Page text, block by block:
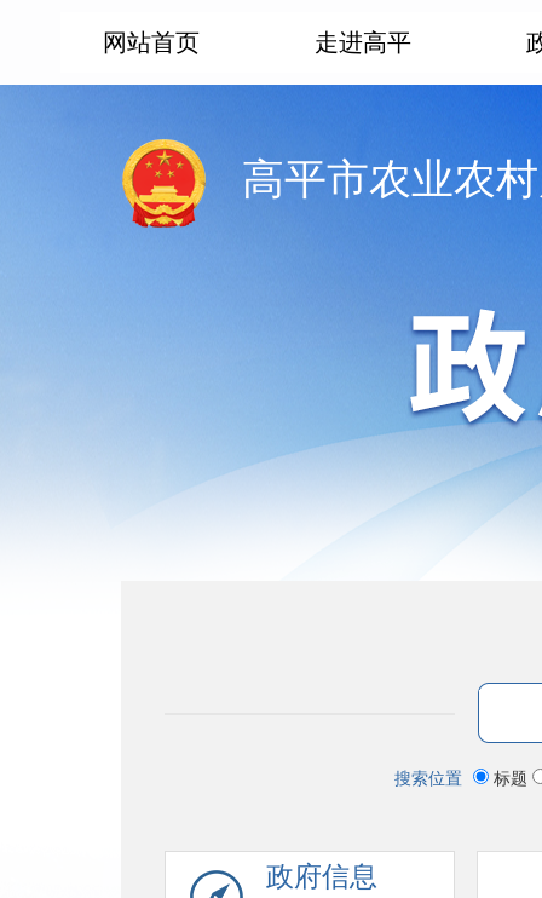
网站首页 走进高平
高平市农业农
搜索位置 标题
政府信息